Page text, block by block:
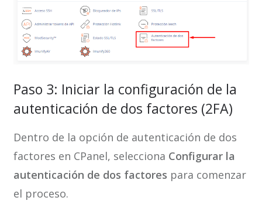
Paso 3: Iniciar la configuración de la
autenticación de dos factores (2FA)
Dentro de la opción de autenticación de dos
factores en CPanel, selecciona Configurar la
autenticación de dos factores para comenzar
el proceso.